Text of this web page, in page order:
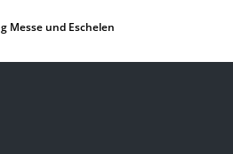
Messe und Eschelen